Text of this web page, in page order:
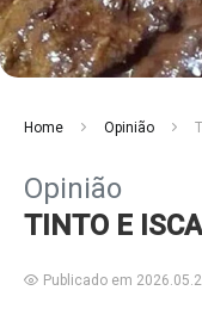
Home Opinião
Opinião
TINTO E
Publicado em